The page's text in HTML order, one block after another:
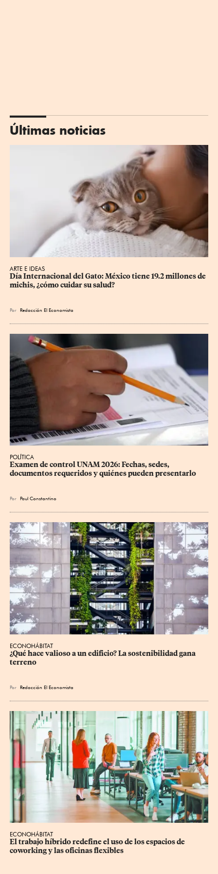
Últimas noticias
ARTE E IDEAS
Día Internacional del Gato: México tiene 19.2 millones de
michis, ¿cómo cuidar su salud?
Por Redacción El Economista
POLÍTICA
Examen de control UNAM 2026: Fechas, sedes,
documentos requeridos y quiénes pueden presentarlo
Por Paul Constantino
ECONOHÁBITAT
¿Qué hace valioso a un edificio? La sostenibilidad gana
terreno
Por Redacción El Economista
ECONOHÁBITAT
El trabajo híbrido redefine el uso de los espacios de
coworking y las oficinas flexibles